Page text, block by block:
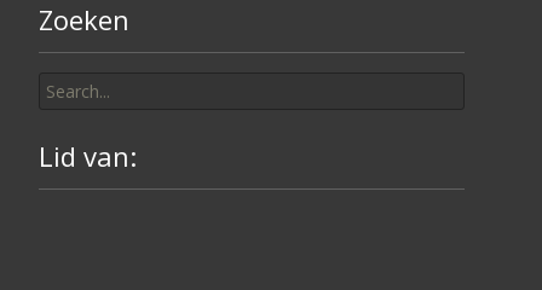
Zoeken
for:
Lid van: